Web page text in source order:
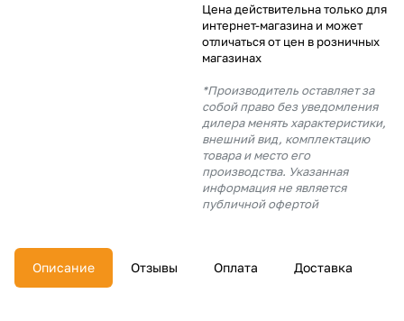
Цена действительна только для
интернет-магазина и может
отличаться от цен в розничных
магазинах
*Производитель оставляет за
собой право без уведомления
дилера менять характеристики,
внешний вид, комплектацию
товара и место его
производства. Указанная
информация не является
публичной офертой
Описание Отзывы Оплата Доставка
% будут
с вашей карты